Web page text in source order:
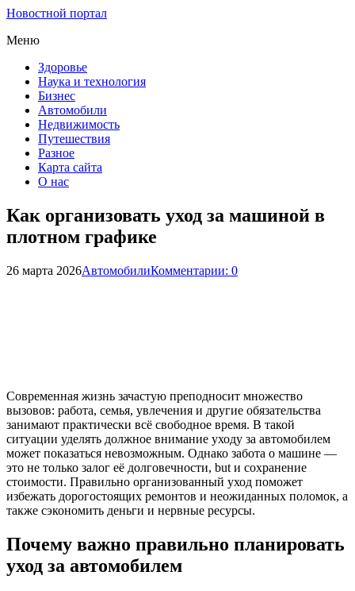
Новостной портал
Меню
Здоровье
Наука и технология
Бизнес
Автомобили
Недвижимость
Путешествия
Разное
Карта сайта
О нас
Как организовать уход за машиной в
плотном графике
26 марта 2026АвтомобилиКомментарии: 0
Современная жизнь зачастую преподносит множество
вызовов: работа, семья, увлечения и другие обязательства
занимают практически всё свободное время. В такой
ситуации уделять должное внимание уходу за автомобилем
может показаться невозможным. Однако забота о машине —
это не только залог её долговечности, but и сохранение
стоимости. Правильно организованный уход поможет
избежать дорогостоящих ремонтов и неожиданных поломок, а
также сэкономить деньги и нервные ресурсы.
Почему важно правильно планировать
уход за автомобилем